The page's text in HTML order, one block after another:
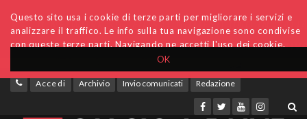
OK
Questo sito usa i cookie di terze parti per migliorare i servizi e
analizzare il traffico. Le info sulla tua navigazione sono condivise
con queste terze parti. Navigando ne accetti l'uso dei cookie.
Accedi Archivio Invio comunicati Redazione